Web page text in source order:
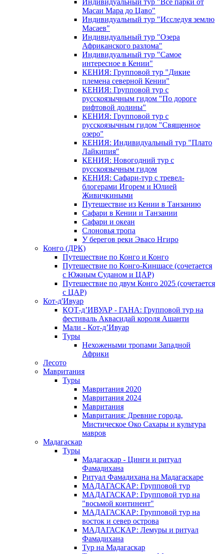
Индивидуальный тур "Все парки от
Масаи Мара до Цаво"
Индивидуальный тур "Исследуя землю
Масаев"
Индивидуальный тур "Озера
Африканского разлома"
Индивидуальный тур "Самое
интересное в Кении"
КЕНИЯ: Групповой тур "Дикие
племена северной Кении"
КЕНИЯ: Групповой тур с
русскоязычным гидом "По дороге
рифтовой долины"
КЕНИЯ: Групповой тур с
русскоязычным гидом "Священное
озеро"
КЕНИЯ: Индивидуальный тур "Плато
Лайкипия"
КЕНИЯ: Новогодний тур с
русскоязычным гидом
КЕНИЯ: Сафари-тур с тревел-
блогерами Игорем и Юлией
Живичкиными
Путешествие из Кении в Танзанию
Сафари в Кении и Танзании
Сафари и океан
Слоновья тропа
У берегов реки Эвасо Нгиро
Конго (ДРК)
Путешествие по Конго и Конго
Путешествие по Конго-Киншасе (сочетается
с Южным Суданом и ЦАР)
Путешествие по двум Конго 2025 (сочетается
с ЦАР)
Кот-д'Ивуар
КОТ-д’ИВУАР - ГАНА: Групповой тур на
фестиваль Аквасидай короля Ашанти
Мали - Кот-д’Ивуар
Туры
Нехожеными тропами Западной
Африки
Лесото
Мавритания
Туры
Мавритания 2020
Мавритания 2024
Мавритания
Мавритания: Древние города,
Мистическое Око Сахары и культура
мавров
Мадагаскар
Туры
Мадагаскар - Цинги и ритуал
Фамадихана
Ритуал Фамадихана на Мадагаскаре
МАДАГАСКАР: Групповой тур
МАДАГАСКАР: Групповой тур на
"восьмой континент"
МАДАГАСКАР: Групповой тур на
восток и север острова
МАДАГАСКАР: Лемуры и ритуал
Фамадихана
Тур на Мадагаскар